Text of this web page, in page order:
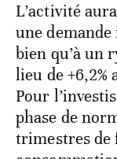
L’activité
une
bien qu’à un
lieu de
Pour
phase de
trimestres de